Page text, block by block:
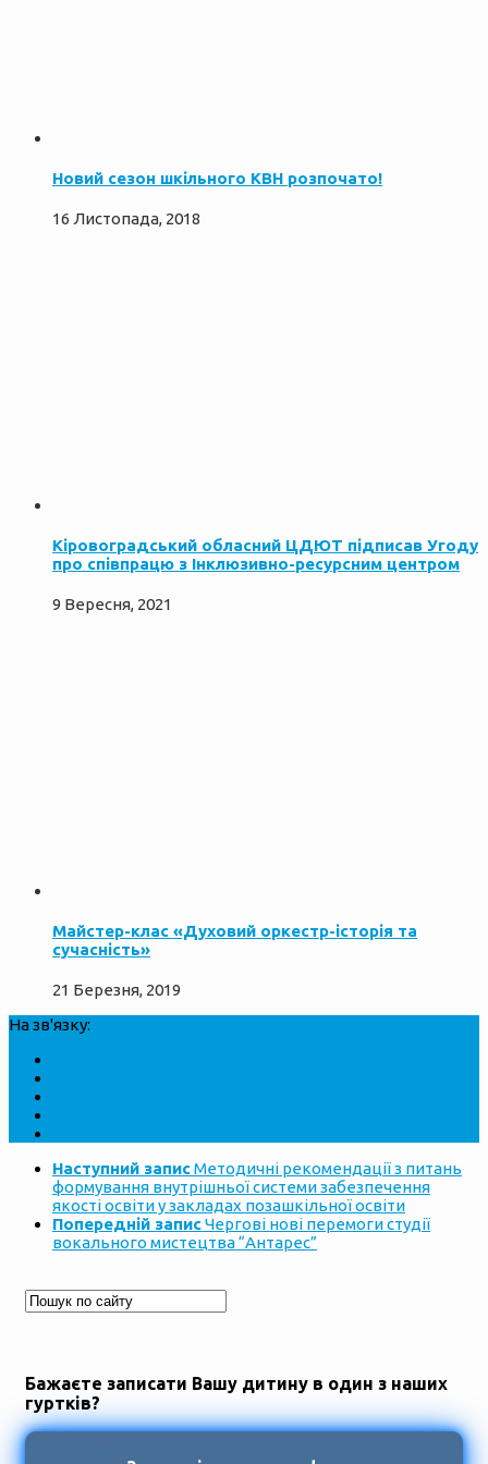
Новий сезон шкільного КВН розпочато!
16 Листопада, 2018
Кіровоградський обласний ЦДЮТ підписав Угоду
про співпрацю з Інклюзивно-ресурсним центром
9 Вересня, 2021
Майстер-клас «Духовий оркестр-історія та
сучасність»
21 Березня, 2019
На зв'язку:
Наступний записМетодичні рекомендації з питань
формування внутрішньої системи забезпечення
якості освіти у закладах позашкільної освіти
Попередній записЧергові нові перемоги студії
вокального мистецтва “Антарес”
Бажаєте записати Вашу дитину в один з наших
гуртків?